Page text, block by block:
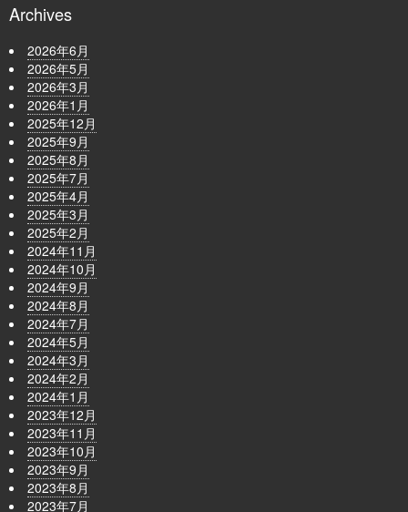
Archives
2026年6月
2026年5月
2026年3月
2026年1月
2025年12月
2025年9月
2025年8月
2025年7月
2025年4月
2025年3月
2025年2月
2024年11月
2024年10月
2024年9月
2024年8月
2024年7月
2024年5月
2024年3月
2024年2月
2024年1月
2023年12月
2023年11月
2023年10月
2023年9月
2023年8月
2023年7月